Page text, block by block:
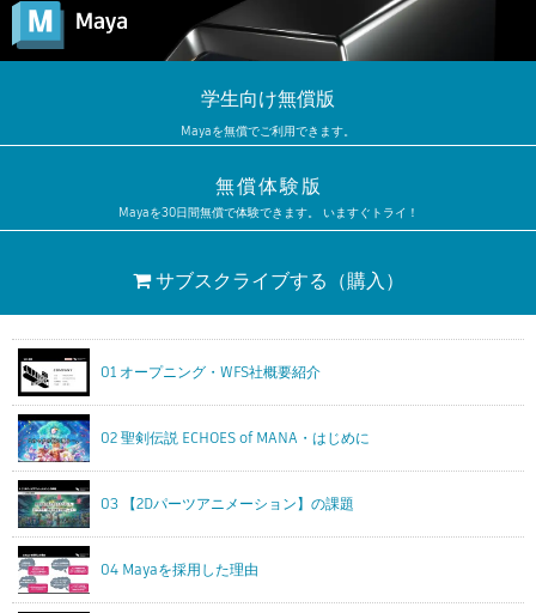
学生向け無償版
Mayaを無償でご利用できます。
無償体験版
Mayaを30日間無償で体験できます。 いますぐトライ！
サブスクライブする （購入）
01 オープニング・WFS社概要紹介
02 聖剣伝説 ECHOES of MANA・はじめに
03 【2Dパーツアニメーション】の課題
04 Mayaを採用した理由